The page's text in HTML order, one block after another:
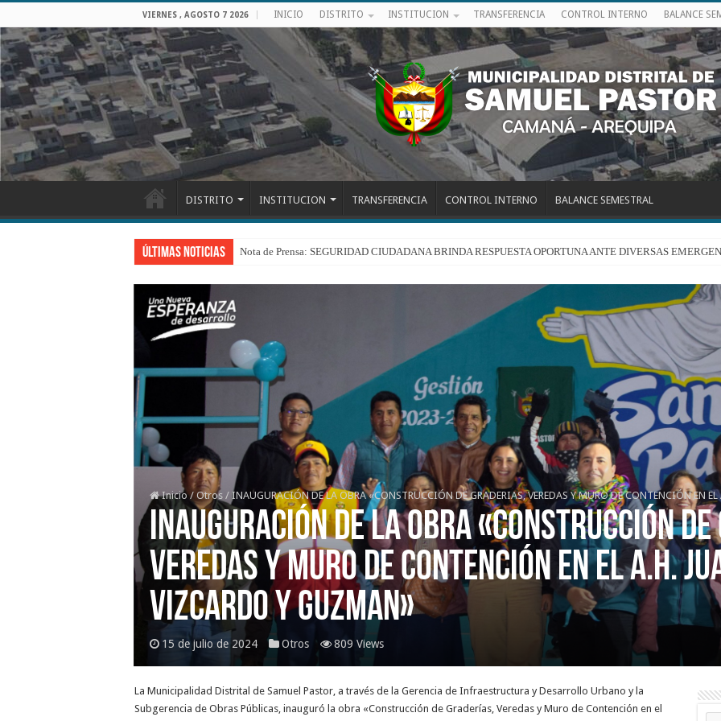
VIERNES , AGOSTO 7 2026 INICIO DISTRITO INSTITUCION TRANSFERENCIA CONTROL INTERNO BALANCE
DISTRITO INSTITUCION TRANSFERENCIA CONTROL INTERNO BALANCE SEMESTRAL
Últimas Noticias Nota de Prensa: SEGURIDAD CIUDADANA BRINDA RESPUESTA OPORTUNA ANTE DIVERSAS
Inicio / Otros / INAUGURACIÓN DE LA OBRA «CONSTRUCCIÓN DE GRADERIAS, VEREDAS Y MURO DE CONTENCIÓN EN
INAUGURACIÓN DE LA OBRA «CONSTRUCCIÓN
VEREDAS Y MURO DE CONTENCIÓN EN EL A.H.
VIZCARDO Y GUZMAN»
15 de julio de 2024 Otros 809 Views
La Municipalidad Distrital de Samuel Pastor, a través de la Gerencia de Infraestructura y Desarrollo Urbano y la
Subgerencia de Obras Públicas, inauguró la obra «Construcción de Graderías, Veredas y Muro de Contención en el